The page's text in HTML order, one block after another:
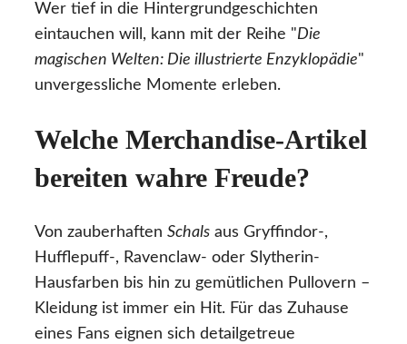
Wer tief in die Hintergrundgeschichten
eintauchen will, kann mit der Reihe "Die
magischen Welten: Die illustrierte Enzyklopädie"
unvergessliche Momente erleben.
Welche Merchandise-Artikel
bereiten wahre Freude?
Von zauberhaften Schals aus Gryffindor-,
Hufflepuff-, Ravenclaw- oder Slytherin-
Hausfarben bis hin zu gemütlichen Pullovern –
Kleidung ist immer ein Hit. Für das Zuhause
eines Fans eignen sich detailgetreue